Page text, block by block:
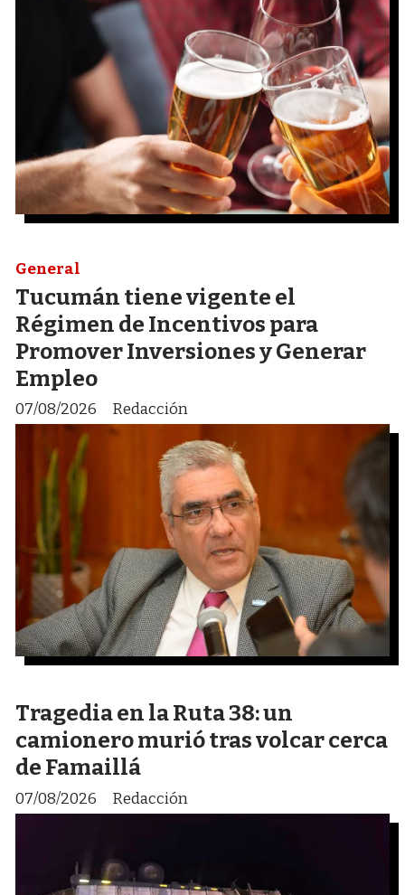
Tucumán tiene vigente el
Régimen de Incentivos para
Promover Inversiones y Generar
Empleo
Redacción
General
07/08/2026
Tragedia en la Ruta 38: un
camionero murió tras volcar cerca
de Famaillá
Redacción
07/08/2026